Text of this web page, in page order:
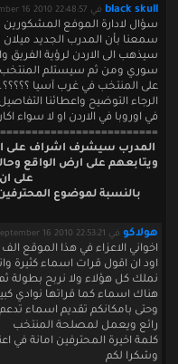
black skull في September 16 2010 22:48:57
سؤال لادارة الموفع المشكورين
سمعنا بأن المدرب الجديد
سيذهب الى الاردن لرؤية
سوري ومن ثم سيستلم المنتخب
على المنتخب في غرب آسيا ؟؟؟؟؟.
الرجاء التوضيح واعطائنا
في اوروبا في الاردن او لا سواء
المدرب سيشرف اشراف على
ويتابعهم على ارض الواقع
على
بالنسبة لموضوع
هولاكو في September 16 2010 22:53:21
اخواني الاعزاء في هذا الموقع
اود ان اقول قرات اسماء كثيرة
نملك كل هؤلاء ولا نربح بطولة
هناك اسماء كما قراتها نوادي
وحتى بامكانكم تقديم اسماء
رائع ويعمل لمصلحة المنتخب
كلمة اخيرة المحترفين امانة في
وشكرا لكم